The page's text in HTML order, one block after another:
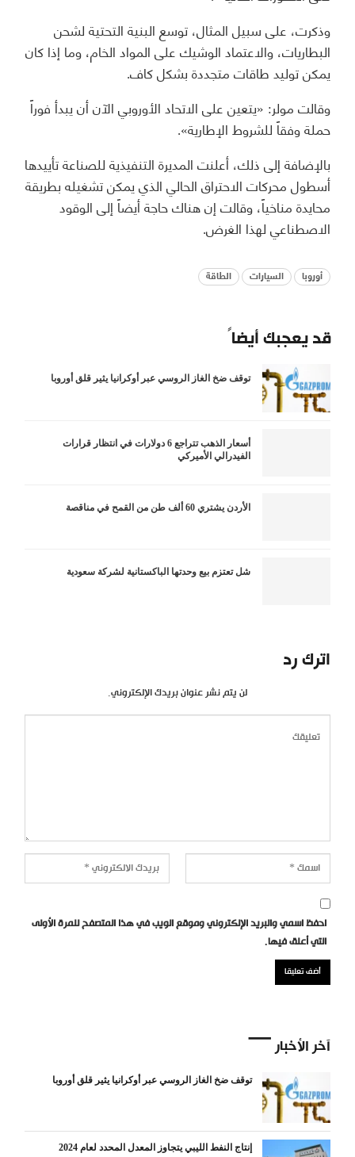
وذكرت، على سبيل المثال، توسع البنية التحتية لشحن
البطاريات، والاعتماد الوشيك على المواد الخام، وما إذا كان
يمكن توليد طاقات متجددة بشكل كاف.
وقالت مولر: «يتعين على الاتحاد الأوروبي الآن أن يبدأ فوراً
حملة وفقاً للشروط الإطارية».
بالإضافة إلى ذلك، أعلنت المديرة التنفيذية للصناعة تأييدها
أسطول محركات الاحتراق الحالي الذي يمكن تشغيله بطريقة
محايدة مناخياً، وقالت إن هناك حاجة أيضاً إلى الوقود
الاصطناعي لهذا الغرض.
أوروبا السيارات الطاقة
قد يعجبك أيضاً
توقف ضخ الغاز الروسي عبر أوكرانيا يثير قلق أوروبا
أسعار الذهب تتراجع 6 دولارات في انتظار قرارات
الفيدرالي الأميركي
الأردن يشتري 60 ألف طن من القمح في مناقصة
شل تعتزم بيع وحدتها الباكستانية لشركة سعودية
اترك رد
لن يتم نشر عنوان بريدك الإلكتروني.
احفظ اسمي والبريد الإلكتروني وموقع الويب في هذا المتصفح للمرة الأولى
التي أعلق فيها.
آخر الأخبار
توقف ضخ الغاز الروسي عبر أوكرانيا يثير قلق أوروبا
إنتاج النفط الليبي يتجاوز المعدل المحدد لعام 2024